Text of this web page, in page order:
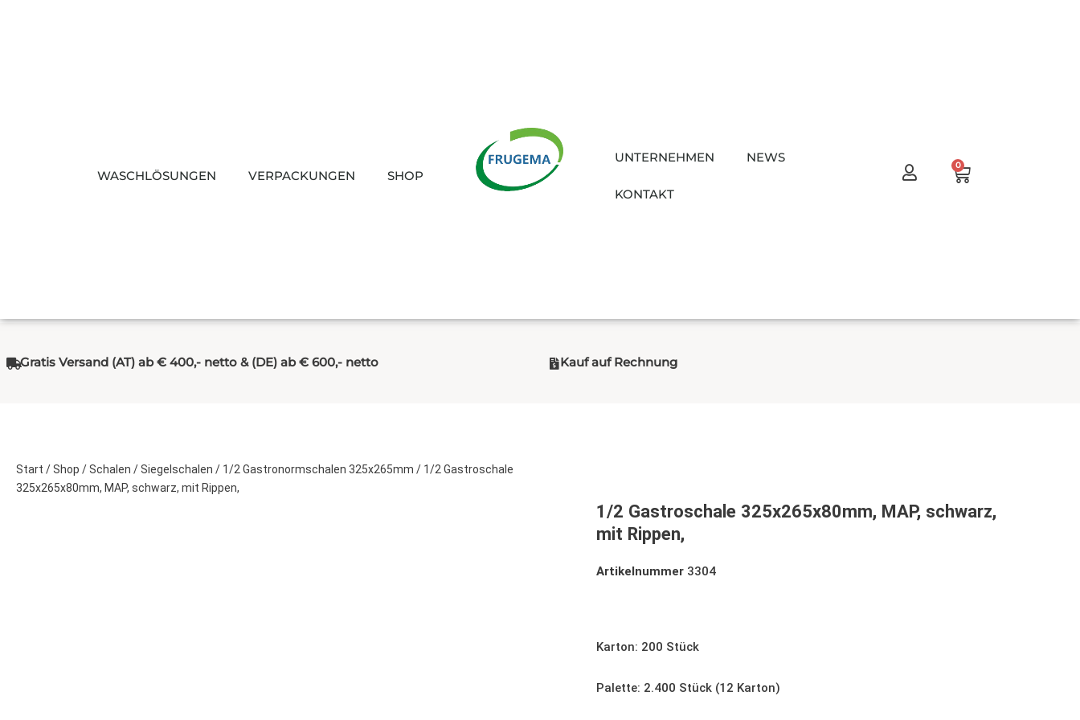
WASCHLÖSUNGEN VERPACKUNGEN SHOP
UNTERNEHMEN NEWS
KONTAKT
0
Warenkorb
Gratis Versand (AT) ab € 400,- netto & (DE) ab € 600,- netto Kauf auf Rechnung
Start /Shop /Schalen /Siegelschalen / 1/2 Gastronormschalen 325x265mm / 1/2 Gastroschale
325x265x80mm, MAP, schwarz, mit Rippen,
1/2 Gastroschale 325x265x80mm, MAP, schwarz,
mit Rippen,
Artikelnummer 3304
Karton: 200 Stück
Palette: 2.400 Stück (12 Karton)